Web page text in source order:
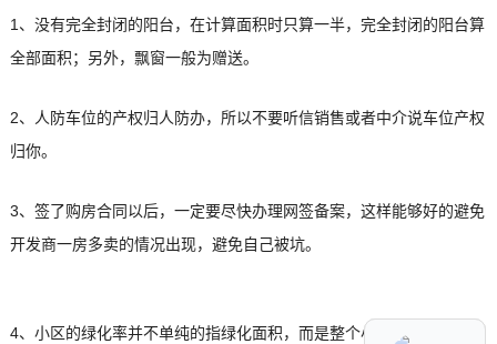
1、没有完全封闭的阳台，在计算面积时只算一半，完全封闭的阳台算
全部面积；另外，飘窗一般为赠送。
2、人防车位的产权归人防办，所以不要听信销售或者中介说车位产权
归你。
3、签了购房合同以后，一定要尽快办理网签备案，这样能够好的避免
开发商一房多卖的情况出现，避免自己被坑。
4、小区的绿化率并不单纯的指绿化面积，而是整个小区的绿地率，很